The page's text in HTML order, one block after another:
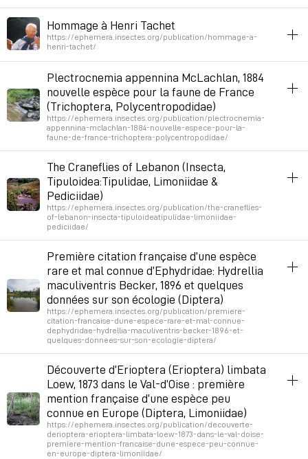
ephemera
Permalien May 11, 2026 at 2:15:49 PM GMT+2
Hommage à Henri Tachet
https://ephemera.insectes.org/publication/hommage-a-
henri-tachet/
biodiversité insectes aquatique entomologie
Permalien March 30, 2026 at 12:21:46 PM GMT+2
Plectrocnemia appennina McLachlan, 1884
nouvelle espèce pour la faune de France
(Trichoptera, Polycentropodidae)
https://ephemera.insectes.org/publication/plectrocnemia-
appennina-mclachlan-1884-nouvelle-espece-pour-la-
faune-de-france-trichoptera-polycentropodidae/
biodiversité insectes aquatique entomologie
Permalien March 9, 2026 at 10:58:41 AM GMT+1
The Craneflies of Lebanon (Insecta,
Tipuloidea:Tipulidae, Limoniidae &
Pediciidae)
https://ephemera.insectes.org/publication/the-craneflies-
of-lebanon-insecta-tipuloideatipulidae-limoniidae-
pediciidae/
biodiversité insectes aquatique entomologie
February 25, 2026 at 11:03:31 AM GMT+1
Première citation française d’une espèce
rare et mal connue d’Ephydridae: Hydrellia
maculiventris Becker, 1896 et quelques
données sur son écologie (Diptera)
https://ephemera.insectes.org/publication/premiere-
citation-francaise-dune-espece-rare-et-mal-connue-
dephydridae-hydrellia-maculiventris-becker-1896-et-
quelques-donnees-sur-son-ecologie-diptera/
biodiversité insectes aquatique entomologie
February 16, 2026 at 4:48:19 PM GMT+1
Découverte d’Erioptera (Erioptera) limbata
Loew, 1873 dans le Val-d’Oise : première
mention française d’une espèce peu
connue en Europe (Diptera, Limoniidae)
https://ephemera.insectes.org/publication/decouverte-
derioptera-erioptera-limbata-loew-1873-dans-le-val-doise-
premiere-mention-francaise-dune-espece-peu-connue-
en-europe-diptera-limoniidae/